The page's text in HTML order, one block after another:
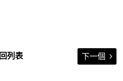
回列表 下一個